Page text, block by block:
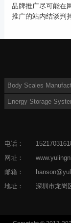
品牌推广尽可能在
推广的站内结谈判
Body Scales
Energy Storage
电话：
网址：
邮箱：
地址：
深圳市龙岗